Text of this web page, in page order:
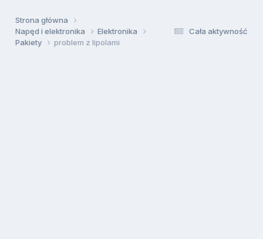
Cała aktywność
Strona główna
Napęd i elektronika
Elektronika
Pakiety
problem z lipolami